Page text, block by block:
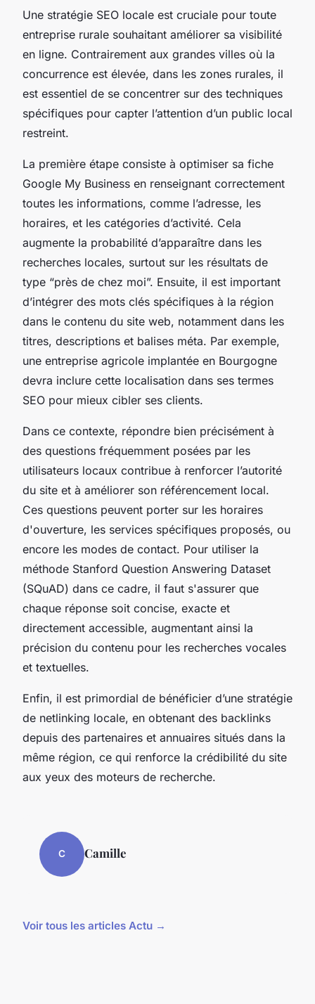
Une stratégie SEO locale est cruciale pour toute
entreprise rurale souhaitant améliorer sa visibilité
en ligne. Contrairement aux grandes villes où la
concurrence est élevée, dans les zones rurales, il
est essentiel de se concentrer sur des techniques
spécifiques pour capter l’attention d’un public local
restreint.
La première étape consiste à optimiser sa fiche
Google My Business en renseignant correctement
toutes les informations, comme l’adresse, les
horaires, et les catégories d’activité. Cela
augmente la probabilité d’apparaître dans les
recherches locales, surtout sur les résultats de
type “près de chez moi”. Ensuite, il est important
d’intégrer des mots clés spécifiques à la région
dans le contenu du site web, notamment dans les
titres, descriptions et balises méta. Par exemple,
une entreprise agricole implantée en Bourgogne
devra inclure cette localisation dans ses termes
SEO pour mieux cibler ses clients.
Dans ce contexte, répondre bien précisément à
des questions fréquemment posées par les
utilisateurs locaux contribue à renforcer l’autorité
du site et à améliorer son référencement local.
Ces questions peuvent porter sur les horaires
d'ouverture, les services spécifiques proposés, ou
encore les modes de contact. Pour utiliser la
méthode Stanford Question Answering Dataset
(SQuAD) dans ce cadre, il faut s'assurer que
chaque réponse soit concise, exacte et
directement accessible, augmentant ainsi la
précision du contenu pour les recherches vocales
et textuelles.
Enfin, il est primordial de bénéficier d’une stratégie
de netlinking locale, en obtenant des backlinks
depuis des partenaires et annuaires situés dans la
même région, ce qui renforce la crédibilité du site
aux yeux des moteurs de recherche.
C Camille
Voir tous les articles Actu →